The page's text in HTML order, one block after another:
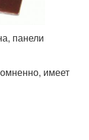
панели
имеет